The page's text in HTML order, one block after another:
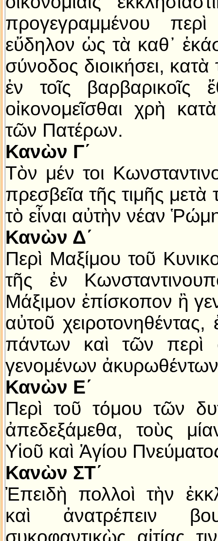
προγεγραμμένου
εὔδηλον ὡς τὰ καθ᾿
σύνοδος διοικήσει,
ἐν τοῖς βαρβαρικοῖς
οἰκονομεῖσθαι χρὴ
τῶν Πατέρων.
Κανὼν Γ´
Τὸν μέν τοι
πρεσβεῖα τῆς τιμῆς
τὸ εἶναι αὐτὴν νέαν
Κανὼν Δ´
Περὶ Μαξίμου τοῦ
τῆς ἐν
Μάξιμον ἐπίσκοπον ἢ
αὐτοῦ
πάντων καὶ τῶν περὶ
γενομένων
Κανὼν Ε´
Περὶ τοῦ τόμου τῶν
ἀπεδεξάμεθα, τοὺς
Υἱοῦ καὶ Ἁγίου
Κανὼν ΣΤ´
Ἐπειδὴ πολλοὶ τὴν
καὶ ἀνατρέπειν
συκοφαντικὼς αἰτίας